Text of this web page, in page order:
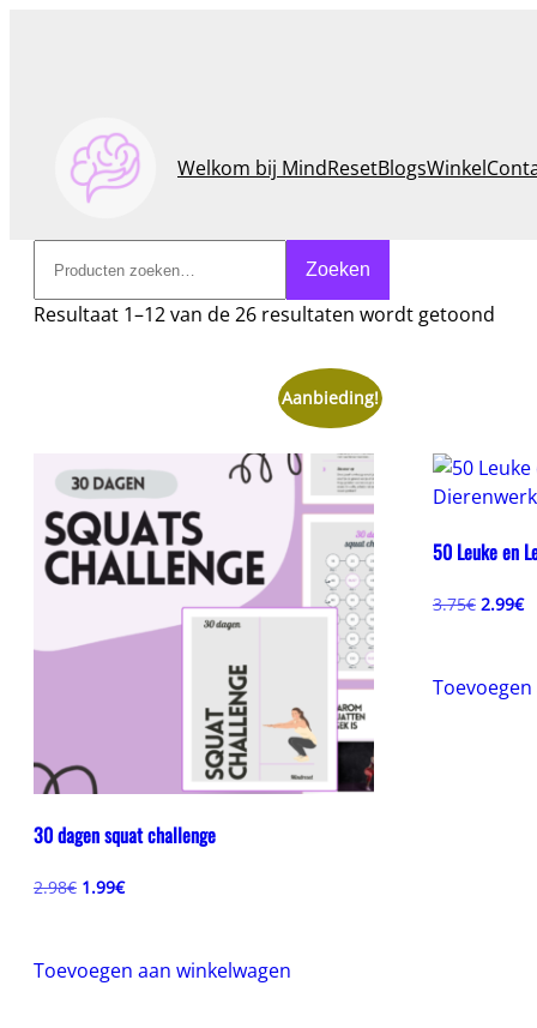
Welkom bij MindResetBlogsWinkel
Zoeken
Resultaat 1–12 van de 26 resultaten wordt getoond
Aanbieding!
30 dagen squat challenge
2.98€ Oorspronkelijke
1.99€Huidige
Toevoegen aan winkelwagen
50 Leuke en
3.75€ 2.99€